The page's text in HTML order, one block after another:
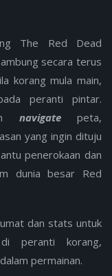
The Red Dead
secara terus
korang mula main,
peranti pintar.
navigatepeta,
yang ingin dituju
penerokaan dan
dunia besar Red
dan stats untuk
peranti korang,
permainan.